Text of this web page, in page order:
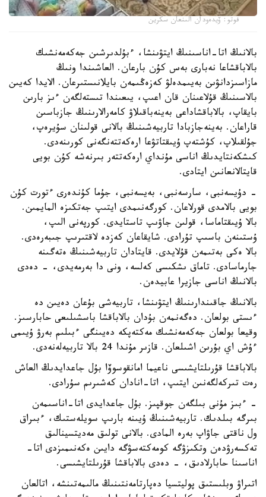
فوتو: ۆيدەودان الىنعان سكرين
بالانىڭ اتا-اناسىنىڭ ايتۋىنشا، ءبۇلدىرشىن جەكەمەنشىك
بالاباقشاعا نەبارى بەس كۇن بارعان. العاشىندا ونىڭ
مازاسىزدانۋىن بەيىمدەلۋ كەزەڭىمەن بايلانىستىرعان. الايدا كەيىن
بالاسىنىڭ قۇلاعىنان قان اعىپ، يىعىندا تىستەلگەن ءىز بارىن
بايقاپ، بالاباقشاداعى بەينەباقىلاۋ كامەرالارىنىڭ جازباسىن
قاراعان. بەينەجازبادا تاربيەشىنىڭ بالانى قولىنان سۇيرەپ،
جۇلقىلاپ، كۇشتەپ ۇيىقتاتۋعا ارەكەتتەنگەنى كورىنەدى.
كىشكەنتايدىڭ اناسى مۇنداي ارەكەتتەر بىرنەشە كۇن بويى
قايتالانعانىن ايتادى.
- دۇيسەنبى، سارسەنبى، بەيسەنبى، جۇما كۇندەرى ءتورت كۇن
بويى بالامدى قورلاعان. كورگەنىمدى ايتىپ جەتكىزە المايمىن.
بالا ۇيىقتاماسا، قولىن جاۋىپ تاستايدى. كورپەنى الىپ،
ۇستىنەن باسىپ تۇرادى. شايقاعان كەزدە لاقتىرىپ جىبەرەدى.
بالا ەكى بەتىمەن قۇلايدى. قايتادان تاربيەشىنىڭ ەتەگىنە
جارماسادى. تاماق ىشكىسى كەلسە، ونى دا بەرمەيدى، - دەدى
بالانىڭ اناسى جازيرا عابيدەن.
بالانىڭ جاقىندارىنىڭ ايتۋىنشا، تاربيەشى بۇعان دەيىن دە
ءىستى بولعان. دەگەنمەن بۇدان بالاباقشا باسشىلىعى حابارسىز.
وقيعا بولعان جەكەمەنشىك مەكتەپكە دەيىنگى ءبىلىم بەرۋ ۇيىمى
ءۇش اي بۇرىن اشىلعان. قازىر مۇندا 24 بالا تاربيەلەنەدى.
بالاباقشا قۇرىلتايشىسى ناعيما امانقوسوۆا بۇل جاعدايدىڭ العاش
رەت تىركەلگەنىن ايتىپ، اتا-انادان كەشىرىم سۇرادى.
- ءبىز مۇنى بىلگەن جوقپىز. بۇل جاعدايدى اتا-اناسىمەن
بىرگە بىلدىك. تاربيەشىنىڭ ۇيىنە بارىپ سويلەستىك، ءبىراق
ول ناقتى جاۋاپ بەرە المادى. بالانى تولىق مەديتسينالىق
تەكسەرۋدەن وتكىزۋگە كومەكتەسۋگە دايىن ەكەنىمىزدى اتا-
اناسىنا حابارلادىق، - دەدى بالاباقشا قۇرىلتايشىسى.
اتىراۋ وبلىستىق پوليتسيا دەپارتامەنتىنىڭ مالىمەتىنشە، اتالعان